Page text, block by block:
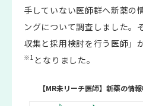
手していない医師群へ新薬の
ングについて調査しました。
収集と採用検討を行う医師」
※1 となりました。
【MR未リーチ医師】新薬の情